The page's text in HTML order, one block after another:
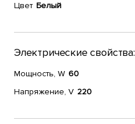
Цвет Белый
Электрические свойства:
Мощность, W 60
Напряжение, V 220